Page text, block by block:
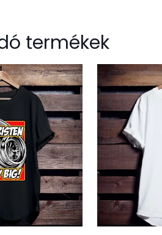
termékek